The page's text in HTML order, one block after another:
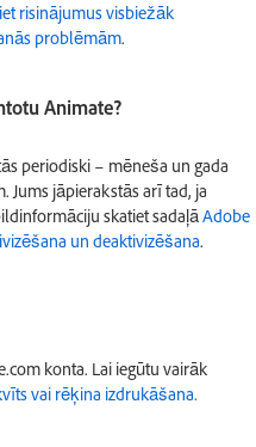
risinājumus visbiežāk
problēmām.
Animate?
periodiski – mēneša un gada
Jums jāpierakstās arī tad, ja
skatiet sadaļāAdobe
un deaktivizēšana.
konta. Lai iegūtu vairāk
vai rēķina izdrukāšana.